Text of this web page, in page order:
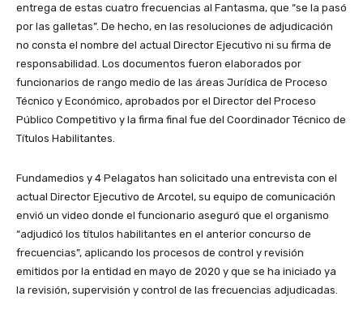
entrega de estas cuatro frecuencias al Fantasma, que “se la pasó
por las galletas”. De hecho, en las resoluciones de adjudicación
no consta el nombre del actual Director Ejecutivo ni su firma de
responsabilidad. Los documentos fueron elaborados por
funcionarios de rango medio de las áreas Jurídica de Proceso
Técnico y Económico, aprobados por el Director del Proceso
Público Competitivo y la firma final fue del Coordinador Técnico de
Títulos Habilitantes.
Fundamedios y 4 Pelagatos han solicitado una entrevista con el
actual Director Ejecutivo de Arcotel, su equipo de comunicación
envió un video donde el funcionario aseguró que el organismo
“adjudicó los títulos habilitantes en el anterior concurso de
frecuencias”, aplicando los procesos de control y revisión
emitidos por la entidad en mayo de 2020 y que se ha iniciado ya
la revisión, supervisión y control de las frecuencias adjudicadas.